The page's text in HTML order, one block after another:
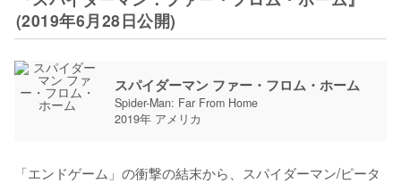
(2019年6月28日公開)
スパイダーマン ファー・フロム・ホーム
Spider-Man: Far From Home
2019年 アメリカ
「エンドゲーム」の衝撃の結末から、スパイダーマン/ピータ